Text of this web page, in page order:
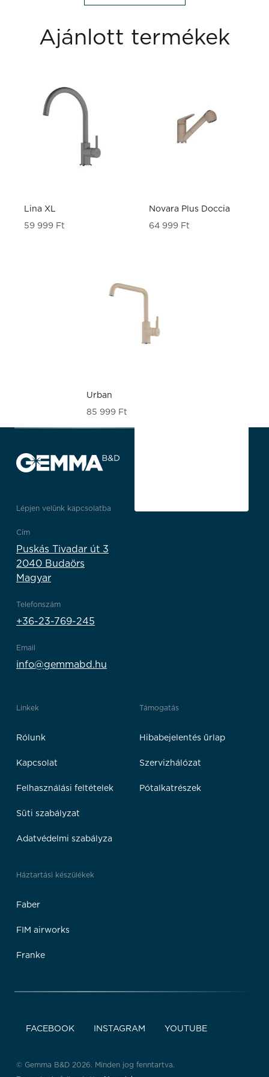
Ajánlott termékek
Lina XL
59 999 Ft
Novara Plus Doccia
64 999 Ft
Urban
85 999 Ft
Lépjen velünk kapcsolatba
Cím
Puskás Tivadar út 3
2040 Budaörs
Magyar
Telefonszám
+36-23-769-245
Email
info@gemmabd.hu
Linkek
Rólunk
Kapcsolat
Felhasználási feltételek
Süti szabályzat
Adatvédelmi szabályza
Támogatás
Hibabejelentés űrlap
Szervizhálózat
Pótalkatrészek
Háztartási készülékek
Faber
FIM airworks
Franke
FACEBOOK INSTAGRAM YOUTUBE
© Gemma B&D 2026. Minden jog fenntartva.